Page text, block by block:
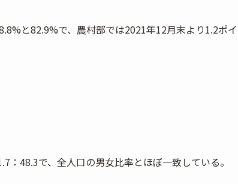
と82.9%で、農村部では2021年12月末より1.2ポイ
48.3で、全人口の男女比率とほぼ一致している。